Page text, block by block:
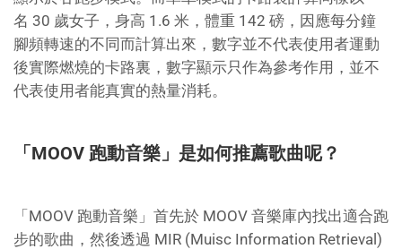
名 30 歲女子，身高 1.6 米，體重 142 磅，因應每分鐘
腳頻轉速的不同而計算出來，數字並不代表使用者運動
後實際燃燒的卡路裏，數字顯示只作為參考作用，並不
代表使用者能真實的熱量消耗。
「MOOV 跑動音樂」是如何推薦歌曲呢？
「MOOV 跑動音樂」首先於 MOOV 音樂庫內找出適合跑
步的歌曲，然後透過 MIR (Muisc Information Retrieval)